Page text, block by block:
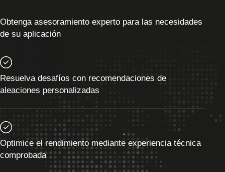
Obtenga asesoramiento experto para las necesidades
de su aplicación
Resuelva desafíos con recomendaciones de
aleaciones personalizadas
Optimice el rendimiento mediante experiencia técnica
comprobada